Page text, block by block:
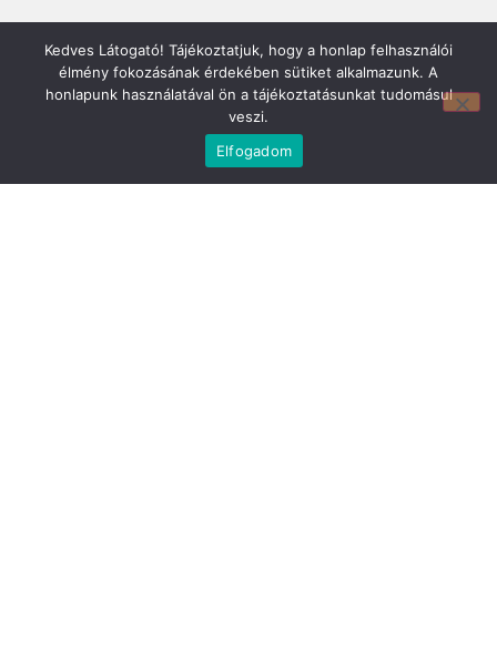
Kedves Látogató! Tájékoztatjuk, hogy a honlap felhasználói
élmény fokozásának érdekében sütiket alkalmazunk. A
honlapunk használatával ön a tájékoztatásunkat tudomásul
veszi.
Elfogadom